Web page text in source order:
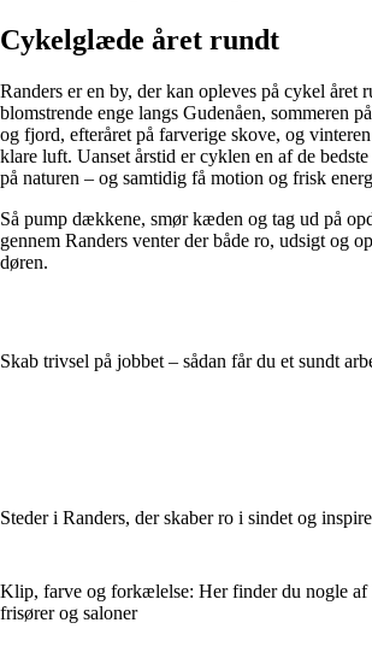
Cykelglæde året rundt
Randers er en by, der kan opleves på cykel året
blomstrende enge langs Gudenåen, sommeren
og fjord, efteråret på farverige skove, og
klare luft. Uanset årstid er cyklen en af de
på naturen – og samtidig få motion og frisk
Så pump dækkene, smør kæden og tag ud på
gennem Randers venter der både ro, udsigt og
døren.
Skab trivsel på jobbet – sådan får du et sundt
Steder i Randers, der skaber ro i sindet og
Klip, farve og forkælelse: Her finder du nogle af
frisører og saloner